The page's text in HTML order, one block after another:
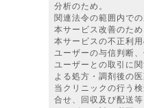
分析のため。
関連法令の範囲内で
本サービス改善のため
本サービスの不正利用
ユーザーの与信判断、
ユーザーとの取引に
よる処方・調剤後の
当クリニックの行う
合せ、回収及び配送